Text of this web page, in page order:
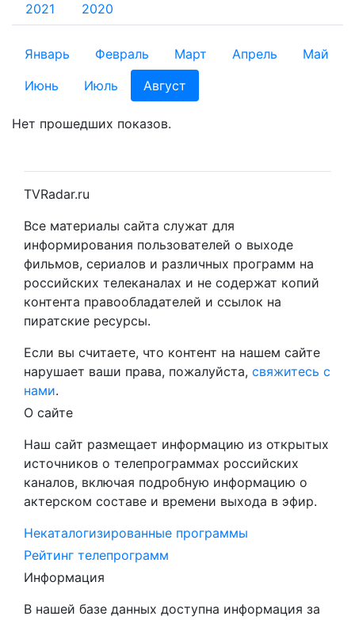
2021 2020
Январь Февраль Март Апрель
Май
Июнь
Июль Август
Нет прошедших показов.
TVRadar.ru
Все материалы сайта служат для
информирования пользователей о выходе
фильмов, сериалов и различных программ на
российских телеканалах и не содержат копий
контента правообладателей и ссылок на
пиратские ресурсы.
Если вы считаете, что контент на нашем сайте
нарушает ваши права, пожалуйста, свяжитесь с
нами.
О сайте
Наш сайт размещает информацию из открытых
источников о телепрограммах российских
каналов, включая подробную информацию о
актерском составе и времени выхода в эфир.
Некаталогизированные программы
Рейтинг телепрограмм
Информация
В нашей базе данных доступна информация за